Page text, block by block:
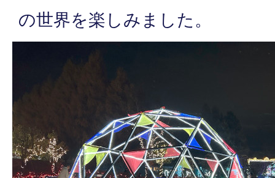
の世界を楽しみました。